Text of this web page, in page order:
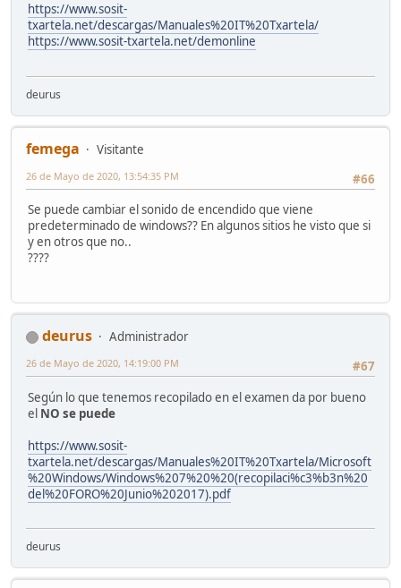
https://www.sosit-
txartela.net/descargas/Manuales%20IT%20Txartela/
https://www.sosit-txartela.net/demonline
deurus
femega
Visitante
#66
26 de Mayo de 2020, 13:54:35 PM
Se puede cambiar el sonido de encendido que viene
predeterminado de windows?? En algunos sitios he visto que si
y en otros que no..
????
deurus
Administrador
#67
26 de Mayo de 2020, 14:19:00 PM
Según lo que tenemos recopilado en el examen da por bueno
el NO se puede
https://www.sosit-
txartela.net/descargas/Manuales%20IT%20Txartela/Microsoft
%20Windows/Windows%207%20%20(recopilaci%c3%b3n%20
del%20FORO%20Junio%202017).pdf
deurus